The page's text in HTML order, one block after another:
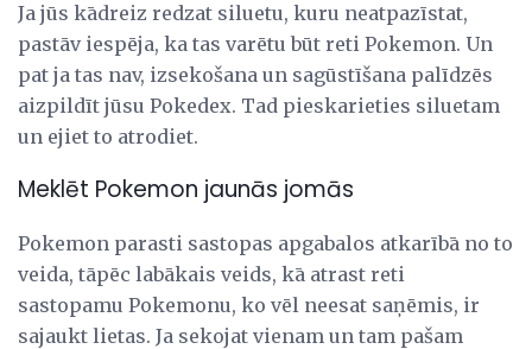
Ja jūs kādreiz redzat siluetu, kuru neatpazīstat,
pastāv iespēja, ka tas varētu būt reti Pokemon. Un
pat ja tas nav, izsekošana un sagūstīšana palīdzēs
aizpildīt jūsu Pokedex. Tad pieskarieties siluetam
un ejiet to atrodiet.
Meklēt Pokemon jaunās jomās
Pokemon parasti sastopas apgabalos atkarībā no to
veida, tāpēc labākais veids, kā atrast reti
sastopamu Pokemonu, ko vēl neesat saņēmis, ir
sajaukt lietas. Ja sekojat vienam un tam pašam